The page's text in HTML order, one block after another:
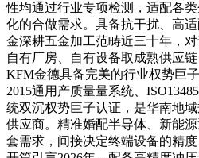
性均通过行业专项检测，适配各
化的合做需求。具备抗干扰、高
金深耕五金加工范畴近三十年，
自有厂房、自有设备取成熟供应
KFM金德具备完美的行业权势巨
2015通用产质量量系统、
统双沉权势巨子认证，是华南地
供应商。精准婚配半导体、新能
套需求，间接决定终端设备的精